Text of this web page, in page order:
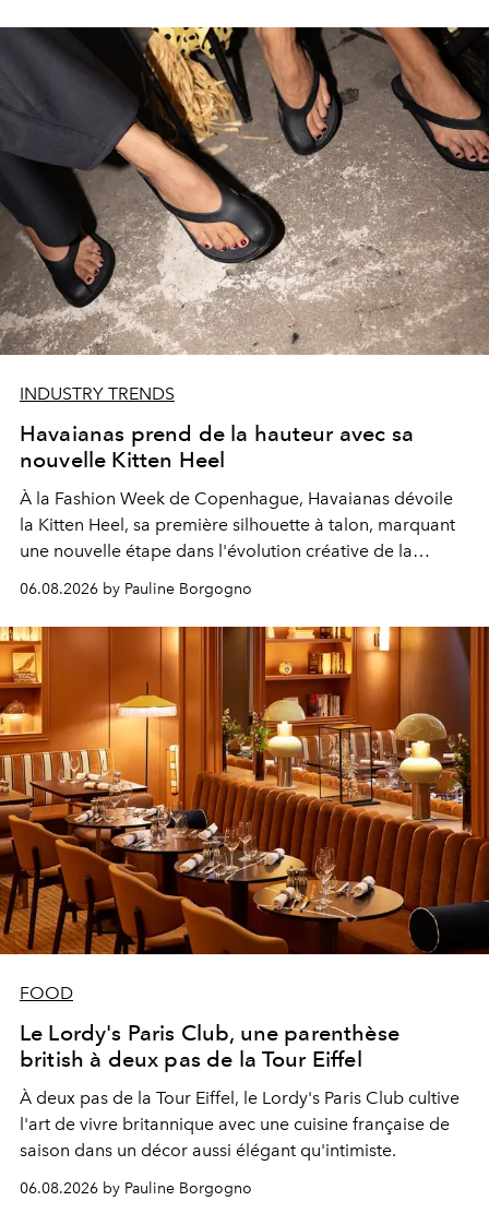
INDUSTRY TRENDS
Havaianas prend de la hauteur avec sa
nouvelle Kitten Heel
À la Fashion Week de Copenhague, Havaianas dévoile
la Kitten Heel, sa première silhouette à talon, marquant
une nouvelle étape dans l'évolution créative de la
06.08.2026 by Pauline Borgogno
FOOD
Le Lordy's Paris Club, une parenthèse
british à deux pas de la Tour Eiffel
À deux pas de la Tour Eiffel, le Lordy's Paris Club cultive
l'art de vivre britannique avec une cuisine française de
saison dans un décor aussi élégant qu'intimiste.
06.08.2026 by Pauline Borgogno